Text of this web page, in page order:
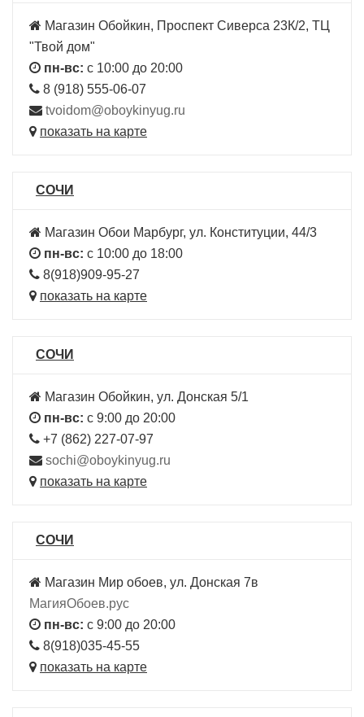
Магазин Обойкин, Проспект Сиверса 23К/2, ТЦ
"Твой дом"
пн-вс: с 10:00 до 20:00
8 (918) 555-06-07
tvoidom@oboykinyug.ru
показать на карте
СОЧИ
Магазин Обои Марбург, ул. Конституции, 44/3
пн-вс: с 10:00 до 18:00
8(918)909-95-27
показать на карте
СОЧИ
Магазин Обойкин, ул. Донская 5/1
пн-вс: с 9:00 до 20:00
+7 (862) 227-07-97
sochi@oboykinyug.ru
показать на карте
СОЧИ
Магазин Мир обоев, ул. Донская 7в
МагияОбоев.рус
пн-вс: с 9:00 до 20:00
8(918)035-45-55
показать на карте